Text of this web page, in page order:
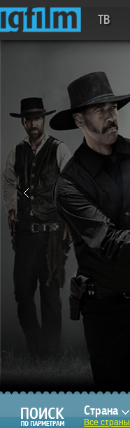
ТВ
Страна
Все страны